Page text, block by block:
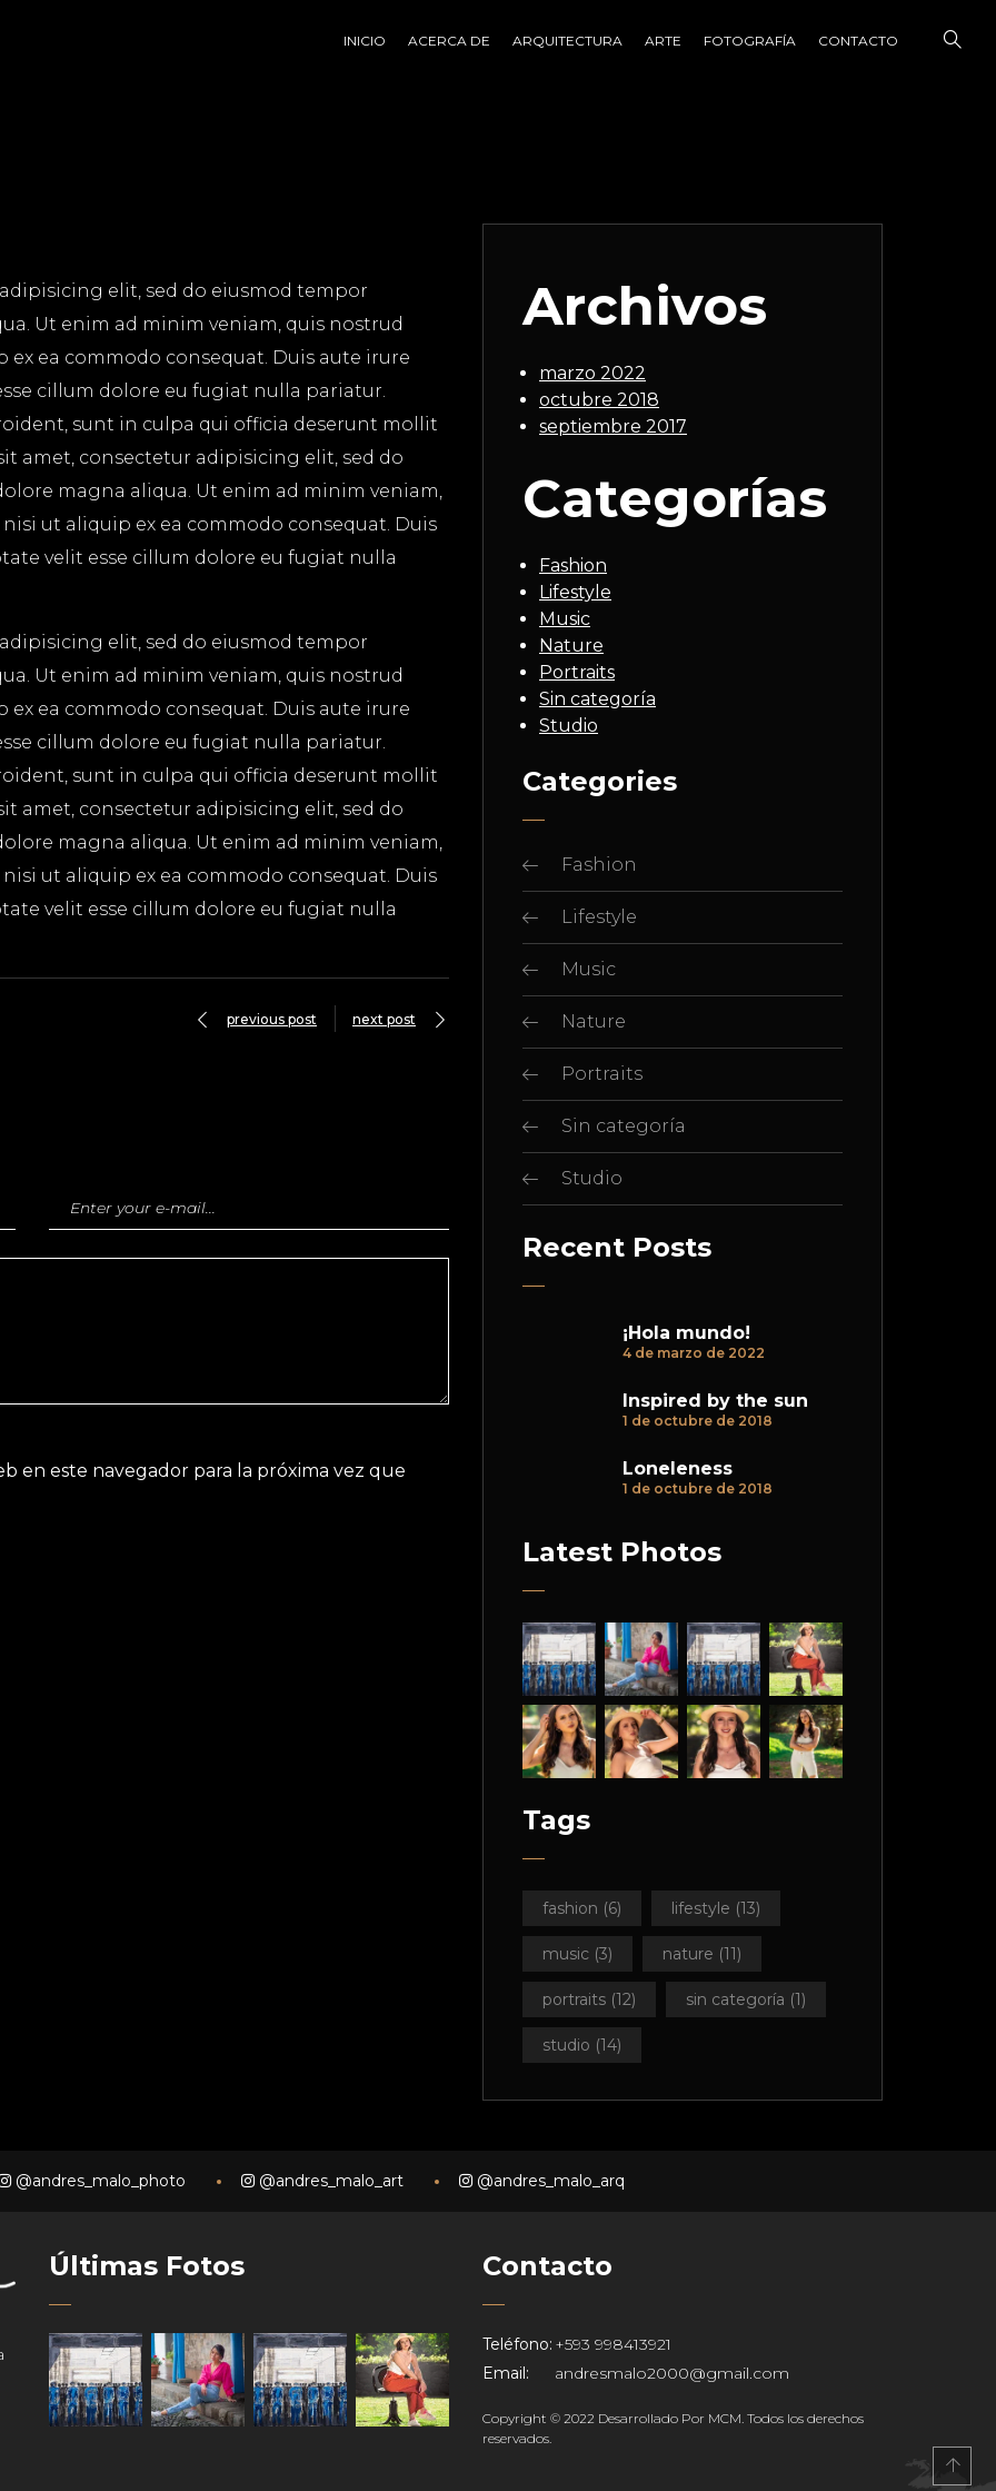
INICIO ACERCA DE ARQUITECTURA ARTE FOTOGRAFÍA CONTACTO
elit, sed do eiusmod tempor
Ut enim ad minim veniam, quis nostrud
ea commodo consequat. Duis aute irure
cillum dolore eu fugiat nulla pariatur.
sunt in culpa qui officia deserunt mollit
amet, consectetur adipisicing elit, sed do
magna aliqua. Ut enim ad minim veniam,
ut aliquip ex ea commodo consequat. Duis
velit esse cillum dolore eu fugiat nulla
elit, sed do eiusmod tempor
Ut enim ad minim veniam, quis nostrud
ea commodo consequat. Duis aute irure
cillum dolore eu fugiat nulla pariatur.
sunt in culpa qui officia deserunt mollit
amet, consectetur adipisicing elit, sed do
magna aliqua. Ut enim ad minim veniam,
ut aliquip ex ea commodo consequat. Duis
velit esse cillum dolore eu fugiat nulla
previous post next post
en este navegador para la próxima vez que
Archivos
marzo 2022
octubre 2018
septiembre 2017
Categorías
Fashion
Lifestyle
Music
Nature
Portraits
Sin categoría
Studio
Categories
Fashion
Lifestyle
Music
Nature
Portraits
Sin categoría
Studio
Recent Posts
¡Hola mundo!
4 de marzo de 2022
Inspired by the sun
1 de octubre de 2018
Loneleness
1 de octubre de 2018
Latest Photos
Tags
fashion (6) lifestyle (13)
music (3) nature (11)
portraits (12) sin categoría (1)
studio (14)
Últimas Fotos Contacto
Teléfono: +593 998413921
Email:
andresmalo2000@gmail.com
Copyright © 2022 Desarrollado Por MCM. Todos los derechos
reservados.